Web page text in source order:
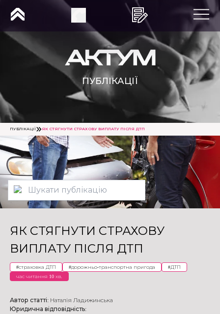
ПУБЛІКАЦІЇ
ПУБЛІКАЦІЇ ЯК СТЯГНУТИ СТРАХОВУ ВИПЛАТУ ПІСЛЯ ДТП
ЯК СТЯГНУТИ СТРАХОВУ
ВИПЛАТУ ПІСЛЯ ДТП
#страховка ДТП #дорожньо-транспортна пригода #ДТП
час читання 10 хв.
Автор статті: Наталія Ладижинська
Юридична відповідність: